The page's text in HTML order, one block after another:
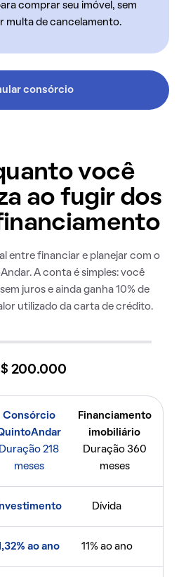
comprar seu imóvel, sem
multa de cancelamento.
consórcio
você
ao fugir dos
entre financiar e planejar com o
A conta é simples: você
juros e ainda ganha 10% de
utilizado da carta de crédito.
200.000
Consórcio
Duração 218
meses
Financiamento
imobiliário
Duração 360
meses
Investimento Dívida
ao ano 11% ao ano